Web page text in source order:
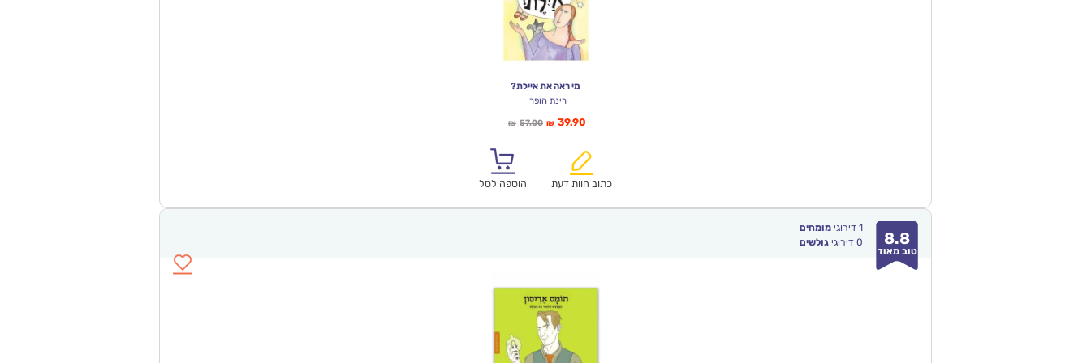
מי ראה את איילת?
רינת הופר
₪ 57.00המחיר
₪57.00.
₪ 39.90
הוא:
כתוב חוות דעת
הוספה לסל
8.8
טוב מאוד
1 דירוגימומחים
0 דירוגיגולשים